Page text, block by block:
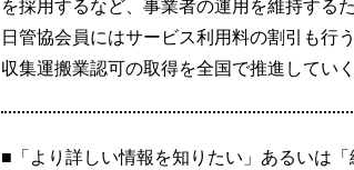
日管協会員にはサービス利用料の割引も行
収集運搬業認可の取得を全国で推進していく
■「より詳しい情報を知りたい」あるいは